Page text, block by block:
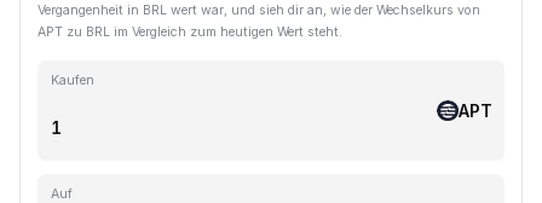
Vergangenheit in BRL wert war, und sieh dir an, wie der Wechselkurs von
APT zu BRL im Vergleich zum heutigen Wert steht.
Kaufen
APT
Auf